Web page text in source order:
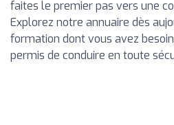
faites le premier pas vers une
Explorez notre annuaire dès
formation dont vous avez
permis de conduire en toute